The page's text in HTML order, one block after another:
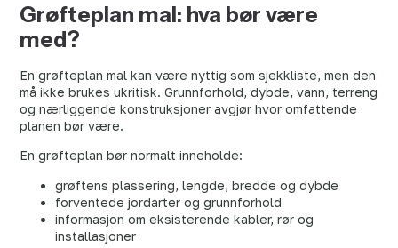
Grøfteplan mal: hva bør være
med?
En grøfteplan mal kan være nyttig som sjekkliste, men den
må ikke brukes ukritisk. Grunnforhold, dybde, vann, terreng
og nærliggende konstruksjoner avgjør hvor omfattende
planen bør være.
En grøfteplan bør normalt inneholde:
grøftens plassering, lengde, bredde og dybde
forventede jordarter og grunnforhold
informasjon om eksisterende kabler, rør og
installasjoner